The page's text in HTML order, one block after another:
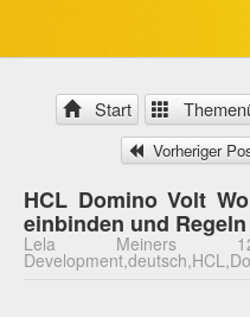
Start
Vorheriger
HCL Domino Volt
einbinden und
Lela Meiners